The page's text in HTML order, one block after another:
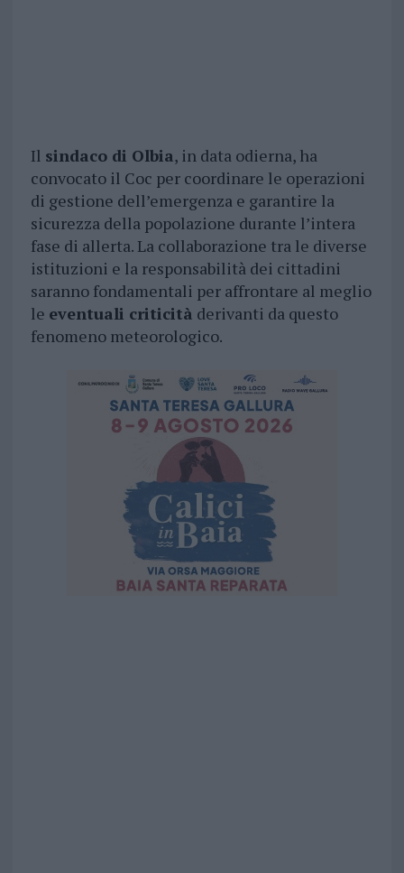
Il sindaco di Olbia, in data odierna, ha
convocato il Coc per coordinare le operazioni
di gestione dell’emergenza e garantire la
sicurezza della popolazione durante l’intera
fase di allerta. La collaborazione tra le diverse
istituzioni e la responsabilità dei cittadini
saranno fondamentali per affrontare al meglio
le eventuali criticità derivanti da questo
fenomeno meteorologico.